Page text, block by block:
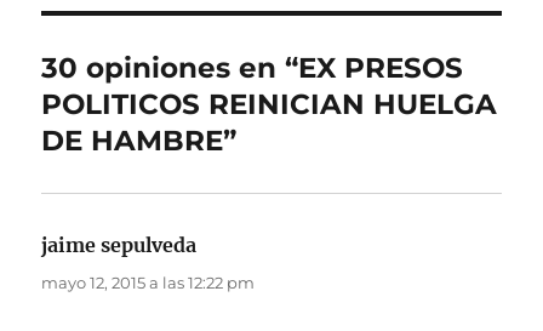
30 opiniones en “EX PRESOS
POLITICOS REINICIAN HUELGA
DE HAMBRE”
jaime sepulveda
mayo 12, 2015 a las 12:22 pm